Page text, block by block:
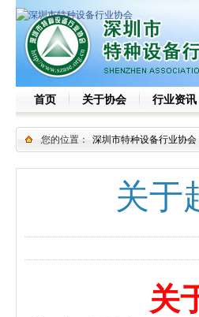
首页 关于协会 行业资讯
您的位置： 深圳市特种设备行业协会
关于
关